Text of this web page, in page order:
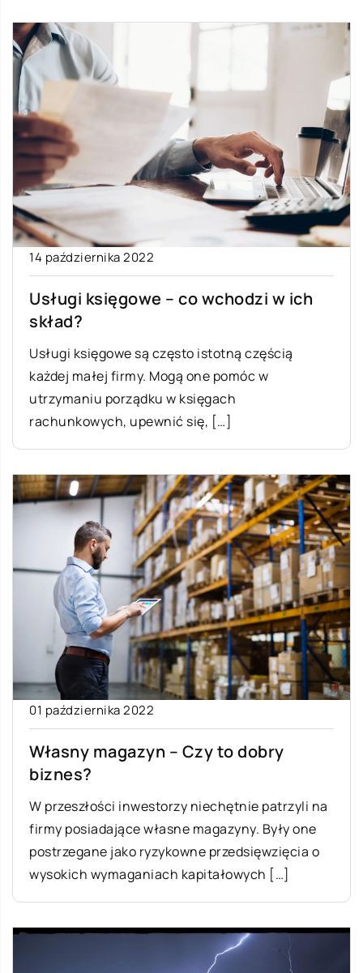
14 października 2022
Usługi księgowe – co wchodzi w ich
skład?
Usługi księgowe są często istotną częścią
każdej małej firmy. Mogą one pomóc w
utrzymaniu porządku w księgach
rachunkowych, upewnić się, […]
01 października 2022
Własny magazyn – Czy to dobry
biznes?
W przeszłości inwestorzy niechętnie patrzyli na
firmy posiadające własne magazyny. Były one
postrzegane jako ryzykowne przedsięwzięcia o
wysokich wymaganiach kapitałowych […]